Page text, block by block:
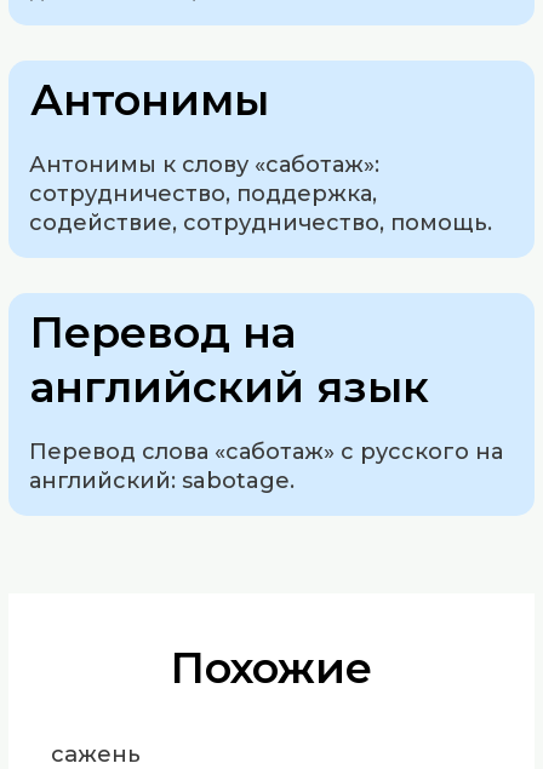
Антонимы
Антонимы к слову «саботаж»:
сотрудничество, поддержка,
содействие, сотрудничество, помощь.
Перевод на
английский язык
Перевод слова «саботаж» с русского на
английский: sabotage.
Похожие
сажень